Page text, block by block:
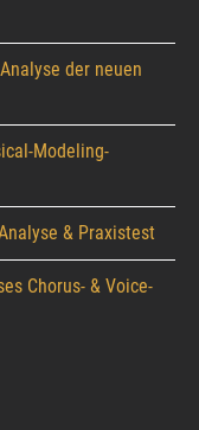
der neuen
Modeling-
& Praxistest
Chorus- & Voice-